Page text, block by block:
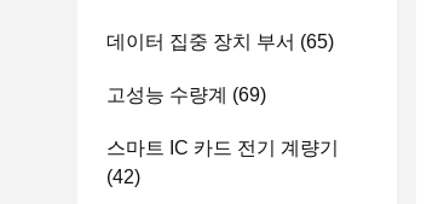
데이터 집중 장치 부서 (65)
고성능 수량계 (69)
스마트 IC 카드 전기 계량기
(42)